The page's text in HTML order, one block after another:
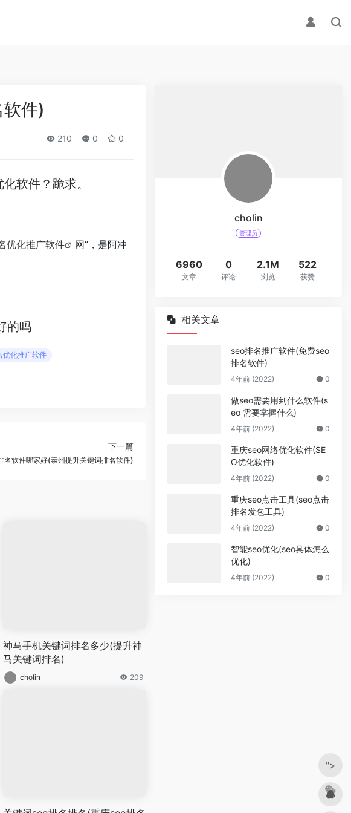
件)
210 0 0
化软件？跪求。
优化推广软件
网”，是阿冲
的吗
优化推广软件
下一篇
名软件哪家好(泰州提升关键词排名软件)
神马手机关键词排名多少(提升神
马关键词排名)
cholin 209
cholin
管理员
6960
文章
0
评论
2.1M
浏览
522
获赞
相关文章
seo排名推广软件(免费seo
排名软件)
4年前 (2022) 0
做seo需要用到什么软件(s
eo 需要掌握什么)
4年前 (2022) 0
重庆seo网络优化软件(SE
O优化软件)
4年前 (2022) 0
重庆seo点击工具(seo点击
排名发包工具)
4年前 (2022) 0
智能seo优化(seo具体怎么
优化)
4年前 (2022) 0
">